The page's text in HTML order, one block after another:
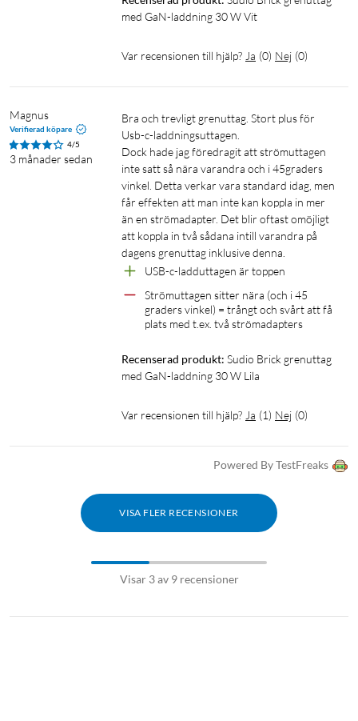
PPS: 5,0–11,0 V⎓3,0 A
Total USB-uteffekt när båda USB-C-portarna används: 15,0 W
Kompatibilitet: PD 3.0 / 2.0, PPS, QC 3.0 / 4.0+, AFC, Apple 2.4
Allmänt
Mått (BxHxL): 49 × 53 × 94 mm
Vikt: 322 g
1 × Brick grenuttag med 2 m kabel
Bruksanvisning
USB C PD laddare Laddstation GaN
Grendosa Grenkontakt
Strömförgrening
Eluttagsförgrening
med GaN-laddning 30 W Vit
Var recensionen till hjälp? Ja (0) Nej (0)
Magnus
Verifierad köpare
4/5
3 månader sedan
Bra och trevligt grenuttag. Stort plus för
Usb-c-laddningsuttagen.
Dock hade jag föredragit att strömuttagen
inte satt så nära varandra och i 45graders
vinkel. Detta verkar vara standard idag, men
får effekten att man inte kan koppla in mer
än en strömadapter. Det blir oftast omöjligt
att koppla in två sådana intill varandra på
dagens grenuttag inklusive denna.
USB-c-ladduttagen är toppen
Strömuttagen sitter nära (och i 45
graders vinkel) = trångt och svårt att få
plats med t.ex. två strömadapters
Recenserad produkt: Sudio Brick grenuttag
med GaN-laddning 30 W Lila
Var recensionen till hjälp? Ja (1) Nej (0)
Powered By TestFreaks
VISA FLER RECENSIONER
Visar 3 av 9 recensioner